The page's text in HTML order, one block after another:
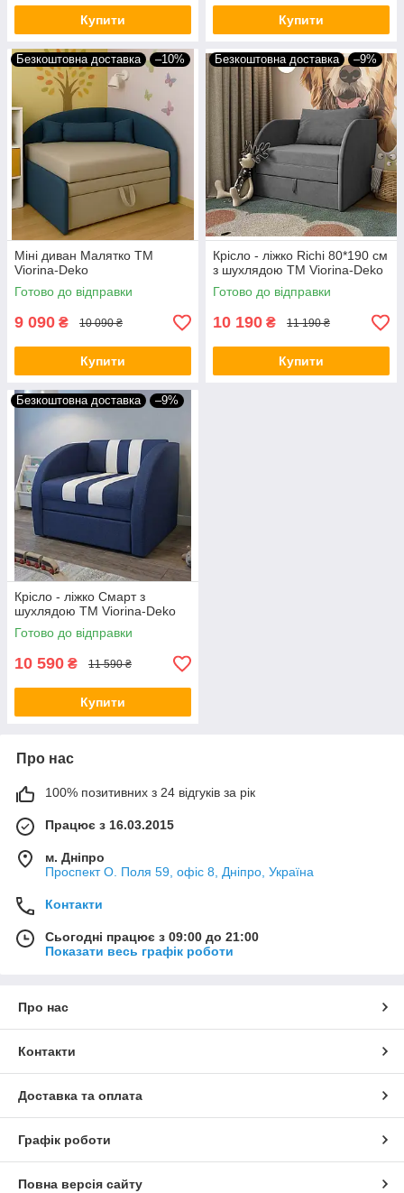
Купити Купити
Безкоштовна доставка –10%
Міні диван Малятко ТМ
Viorina-Deko
Готово до відправки
9 090 ₴ 10 090 ₴
Купити
Безкоштовна доставка –9%
Крісло - ліжко Richi 80*190 см
з шухлядою ТМ Viorina-Deko
Готово до відправки
10 190 ₴ 11 190 ₴
Купити
Безкоштовна доставка –9%
Крісло - ліжко Смарт з
шухлядою ТМ Viorina-Deko
Готово до відправки
10 590 ₴ 11 590 ₴
Купити
Про нас
100% позитивних з 24 відгуків за рік
Працює з 16.03.2015
м. Дніпро
Проспект О. Поля 59, офіс 8, Дніпро, Україна
Контакти
Сьогодні працює з 09:00 до 21:00
Показати весь графік роботи
Про нас
Контакти
Доставка та оплата
Графік роботи
Повна версія сайту